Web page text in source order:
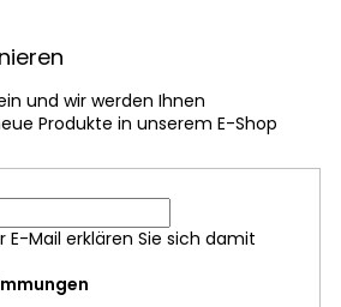
und wir werden Ihnen
Produkte in unserem E-Shop
E-Mail erklären Sie sich damit